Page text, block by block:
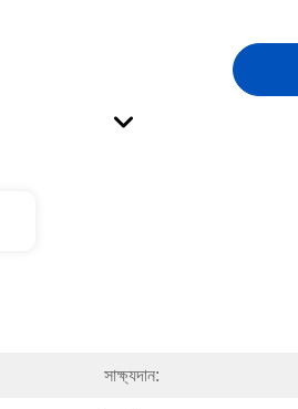
সাক্ষ্যদান: